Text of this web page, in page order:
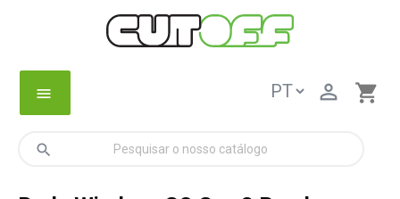
menu shopping_cart

search